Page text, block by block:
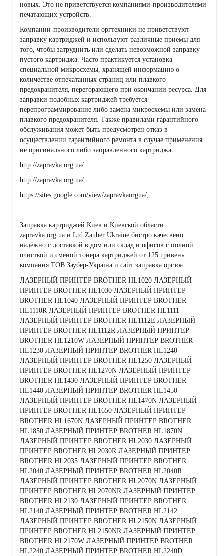
новых. Это не приветствуется компаниями-производителями
печатающих устройств.
Компании-производители оргтехники не приветствуют
заправку картриджей и используют различные приемы для
того, чтобы затруднить или сделать невозможной заправку
пустого картриджа. Часто практикуется установка
специальной микросхемы, хранящей информацию о
количестве отпечатанных страниц или плавкого
предохранителя, перегорающего при окончании ресурса. Для
заправки подобных картриджей требуется
перепрограммирование либо замена микросхемы или замена
плавкого предохранителя. Также правилами гарантийного
обслуживания может быть предусмотрен отказ в
осуществлении гарантийного ремонта в случае применения
не оригинального либо заправленного картриджа.
http://zapravka.org.ua/
http://zapravka.org.ua/
https://sites.google.com/view/zapravkaorgua/,
Заправка картриджей Киев и Киевской области
zapravka.org.ua и Ltd Zauber Ukraine бистро качесвено
надёжно с доставкой в дом или склад и офисов с полной
очисткой и сменой тонера картриджей от 125 гривень
компания ТОВ Заубер-Україна и сайт заправка.орг.юа
ЛАЗЕРНЫЙ ПРИНТЕР BROTHER HL1020 ЛАЗЕРНЫЙ
ПРИНТЕР BROTHER HL1030 ЛАЗЕРНЫЙ ПРИНТЕР
BROTHER HL1040 ЛАЗЕРНЫЙ ПРИНТЕР BROTHER
HL1110R ЛАЗЕРНЫЙ ПРИНТЕР BROTHER HL1111
ЛАЗЕРНЫЙ ПРИНТЕР BROTHER HL1112E ЛАЗЕРНЫЙ
ПРИНТЕР BROTHER HL1112R ЛАЗЕРНЫЙ ПРИНТЕР
BROTHER HL1210W ЛАЗЕРНЫЙ ПРИНТЕР BROTHER
HL1230 ЛАЗЕРНЫЙ ПРИНТЕР BROTHER HL1240
ЛАЗЕРНЫЙ ПРИНТЕР BROTHER HL1250 ЛАЗЕРНЫЙ
ПРИНТЕР BROTHER HL1270N ЛАЗЕРНЫЙ ПРИНТЕР
BROTHER HL1430 ЛАЗЕРНЫЙ ПРИНТЕР BROTHER
HL1440 ЛАЗЕРНЫЙ ПРИНТЕР BROTHER HL1450
ЛАЗЕРНЫЙ ПРИНТЕР BROTHER HL1470N ЛАЗЕРНЫЙ
ПРИНТЕР BROTHER HL1650 ЛАЗЕРНЫЙ ПРИНТЕР
BROTHER HL1670N ЛАЗЕРНЫЙ ПРИНТЕР BROTHER
HL1850 ЛАЗЕРНЫЙ ПРИНТЕР BROTHER HL1870N
ЛАЗЕРНЫЙ ПРИНТЕР BROTHER HL2030 ЛАЗЕРНЫЙ
ПРИНТЕР BROTHER HL2030R ЛАЗЕРНЫЙ ПРИНТЕР
BROTHER HL2035 ЛАЗЕРНЫЙ ПРИНТЕР BROTHER
HL2040 ЛАЗЕРНЫЙ ПРИНТЕР BROTHER HL2040R
ЛАЗЕРНЫЙ ПРИНТЕР BROTHER HL2070N ЛАЗЕРНЫЙ
ПРИНТЕР BROTHER HL2070NR ЛАЗЕРНЫЙ ПРИНТЕР
BROTHER HL2130 ЛАЗЕРНЫЙ ПРИНТЕР BROTHER
HL2140 ЛАЗЕРНЫЙ ПРИНТЕР BROTHER HL2142
ЛАЗЕРНЫЙ ПРИНТЕР BROTHER HL2150N ЛАЗЕРНЫЙ
ПРИНТЕР BROTHER HL2150NR ЛАЗЕРНЫЙ ПРИНТЕР
BROTHER HL2170W ЛАЗЕРНЫЙ ПРИНТЕР BROTHER
HL2240 ЛАЗЕРНЫЙ ПРИНТЕР BROTHER HL2240D